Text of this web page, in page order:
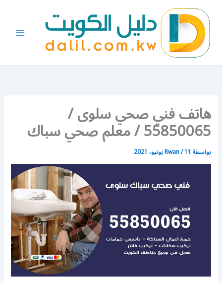
المحتوى
هاتف فني صحي سلوى /
55850065 / معلم صحي سباك
بواسطة Rwan/11 يونيو، 2021